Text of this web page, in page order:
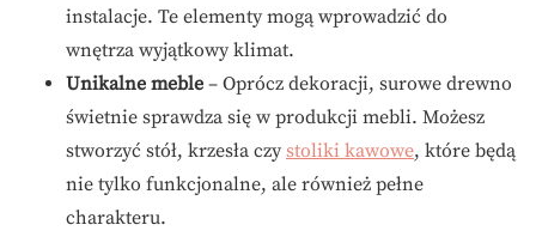
instalacje. Te elementy mogą wprowadzić do
wnętrza wyjątkowy klimat.
Unikalne meble – Oprócz dekoracji, surowe drewno
świetnie sprawdza się w produkcji mebli. Możesz
stworzyć stół, krzesła czy stoliki kawowe, które będą
nie tylko funkcjonalne, ale również pełne
charakteru.